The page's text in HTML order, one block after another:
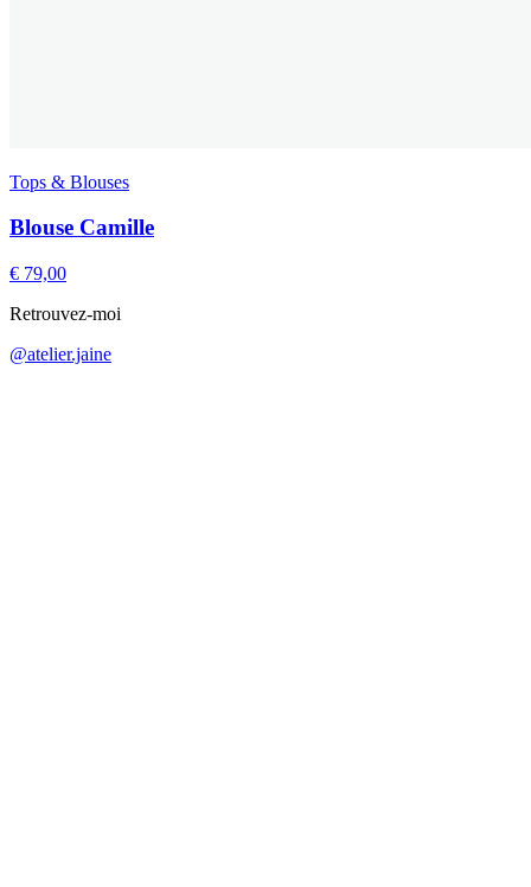
Tops & Blouses
Blouse Camille
€ 79,00
Retrouvez-moi
@atelier.jaine